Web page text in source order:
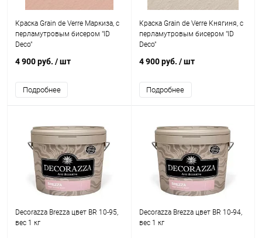
Краска Grain de Verre Маркиза, с
перламутровым бисером "ID
Deco"
4 900 руб. / шт
Подробнее
Краска Grain de Verre Княгиня, с
перламутровым бисером "ID
Deco"
4 900 руб. / шт
Подробнее
Decorazza Brezza цвет BR 10-95,
вес 1 кг
Decorazza Brezza цвет BR 10-94,
вес 1 кг